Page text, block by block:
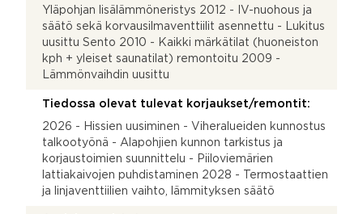
Yläpohjan lisälämmöneristys 2012 - IV-nuohous ja
säätö sekä korvausilmaventtiilit asennettu - Lukitus
uusittu Sento 2010 - Kaikki märkätilat (huoneiston
kph + yleiset saunatilat) remontoitu 2009 -
Lämmönvaihdin uusittu
Tiedossa olevat tulevat korjaukset/remontit:
2026 - Hissien uusiminen - Viheralueiden kunnostus
talkootyönä - Alapohjien kunnon tarkistus ja
korjaustoimien suunnittelu - Piiloviemärien
lattiakaivojen puhdistaminen 2028 - Termostaattien
ja linjaventtiilien vaihto, lämmityksen säätö